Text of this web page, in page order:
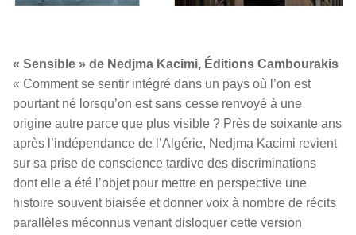
« Sensible » de Nedjma Kacimi, Éditions Cambourakis
« Comment se sentir intégré dans un pays où l’on est
pourtant né lorsqu’on est sans cesse renvoyé à une
origine autre parce que plus visible ? Près de soixante ans
après l’indépendance de l’Algérie, Nedjma Kacimi revient
sur sa prise de conscience tardive des discriminations
dont elle a été l’objet pour mettre en perspective une
histoire souvent biaisée et donner voix à nombre de récits
parallèles méconnus venant disloquer cette version